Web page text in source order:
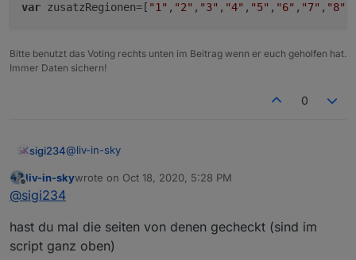
var zusatzRegionen=[ "1" , "2" , "3" , "4" , "5" , "6" , "7" , "8"
Bitte benutzt das Voting rechts unten im Beitrag wenn er euch geholfen hat.
Immer Daten sichern!
0
sigi234@liv-in-sky
Haben die wieder was geändert, es werden nur mehr
Offline
liv-in-skywrote on Oct 18, 2020, 5:28 PM
last edited by
@sigi234
hast du mal die seiten von denen gecheckt (sind im
script ganz oben)